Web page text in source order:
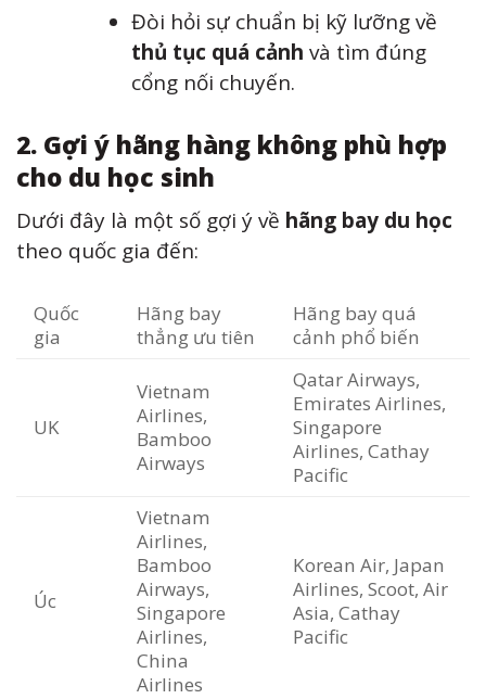
Đòi hỏi sự chuẩn bị kỹ lưỡng về
thủ tục quá cảnh và tìm đúng
cổng nối chuyến.
2. Gợi ý hãng hàng không phù hợp
cho du học sinh
Dưới đây là một số gợi ý về hãng bay du học
theo quốc gia đến:
Quốc
gia
Hãng bay
thẳng ưu tiên
Hãng bay quá
cảnh phổ biến
UK
Vietnam
Airlines,
Bamboo
Airways
Qatar Airways,
Emirates Airlines,
Singapore
Airlines, Cathay
Pacific
Úc
Vietnam
Airlines,
Bamboo
Airways,
Singapore
Airlines,
China
Airlines
Korean Air, Japan
Airlines, Scoot, Air
Asia, Cathay
Pacific